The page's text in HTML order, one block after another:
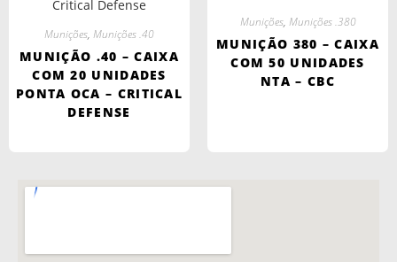
Munições, Munições .40
MUNIÇÃO .40 – CAIXA
COM 20 UNIDADES
PONTA OCA – CRITICAL
DEFENSE
Munições, Munições .380
MUNIÇÃO 380 – CAIXA
COM 50 UNIDADES
NTA – CBC